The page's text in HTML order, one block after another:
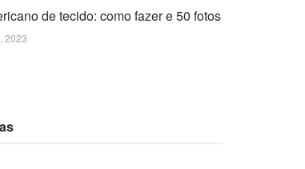
de tecido: como fazer e 50 fotos
2023